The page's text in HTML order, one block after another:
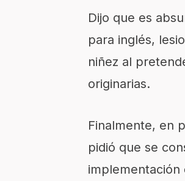
Dijo que es
para inglés,
niñez al
originarias.
Finalmente, en
pidió que se
implementación